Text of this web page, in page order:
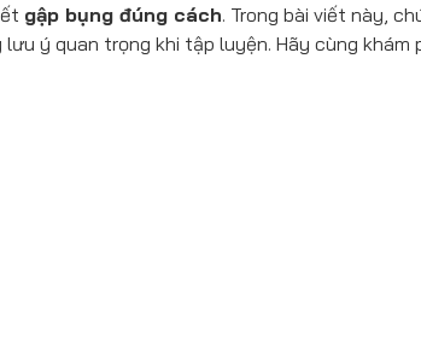
gập bụng đúng cách. Trong bài viết này,
ý quan trọng khi tập luyện. Hãy cùng khám